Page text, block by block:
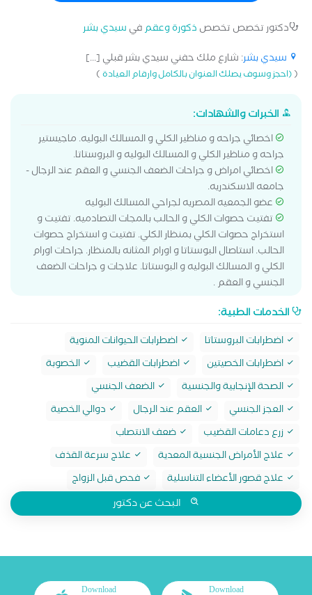
دكتور تخصص تخصص ذكورة وعقمفي سيدي بشر
سيدي بشر: شارع ملك حفني سيدي بشر قبلي [...]
((احجز وسوف يصلك العنوان بالكامل وارقام العيادة)
الخبرات والشهادات:
اخصائي جراحه و مناظير الكلي و المسالك البوليه. ماجيستير
جراحه و مناظير الكلي و المسالك البوليه و البروستاتا.
اخصائي امراض و جراحات الضعف الجنسي و العقم عند الرجال -
جامعه الاسكندريه.
عضو الجمعيه المصريه لجراحي المسالك البوليه
تفتيت حصوات الكلي و الحالب بالمجات التصادميه. تفتيت و
استخراج حصوات الكلي بمنظار الكلي. تفتيت و استخراج حصوات
الحالب. استاصال البوستاتا و اورام المثانه بالمنظار. جراحات اورام
الكلي و المسالك البوليه و البوستاتا. علاجات و جراحات الضعف
الجنسي و العقم .
الخدمات الطبية:
اضطرابات البروستاتا
اضطرابات الحيوانات المنوية
اضطرابات الخصيتين
اضطرابات القضيب
الخصوبة
الصحة الإنجابية والجنسية
الضعف الجنسي
العجز الجنسي
العقم عند الرجال
دوالي الخصية
زرع دعامات القضيب
ضعف الانتصاب
علاج الأمراض الجنسية المعدية
علاج سرعة القذف
علاج قصور الأعضاء التناسلية
فحص قبل الزواج
البحث عن دكتور
Download
Download